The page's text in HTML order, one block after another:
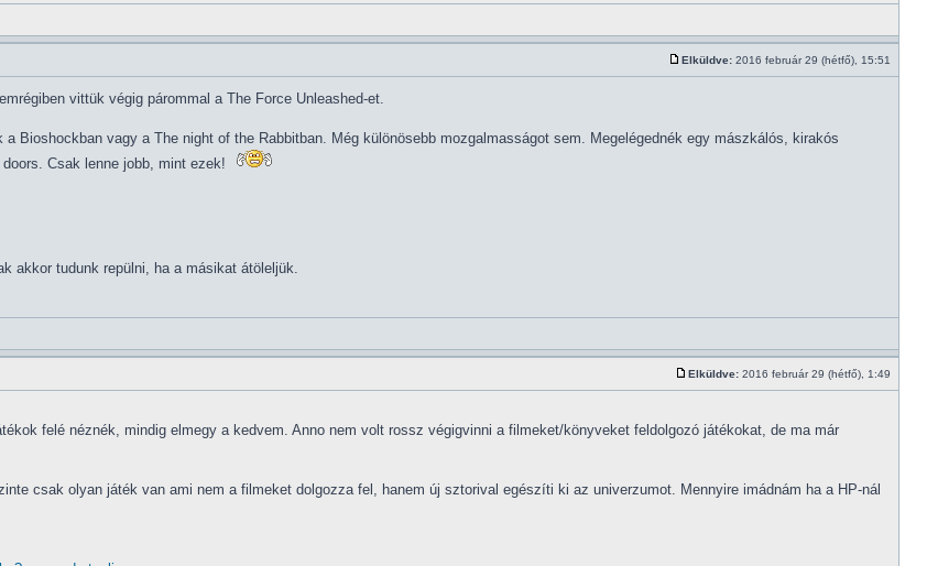
Elküldve: 2016 február 29 (hétfő), 15:51
vittük végig párommal a The Force Unleashed-et.
Bioshockban vagy a The night of the Rabbitban. Még különösebb mozgalmasságot sem. Megelégednék egy mászkálós, kirakós
Csak lenne jobb, mint ezek!
akkor tudunk repülni, ha a másikat átöleljük.
Elküldve: 2016 február 29 (hétfő), 1:49
felé néznék, mindig elmegy a kedvem. Anno nem volt rossz végigvinni a filmeket/könyveket feldolgozó játékokat, de ma már
csak olyan játék van ami nem a filmeket dolgozza fel, hanem új sztorival egészíti ki az univerzumot. Mennyire imádnám ha a HP-nál